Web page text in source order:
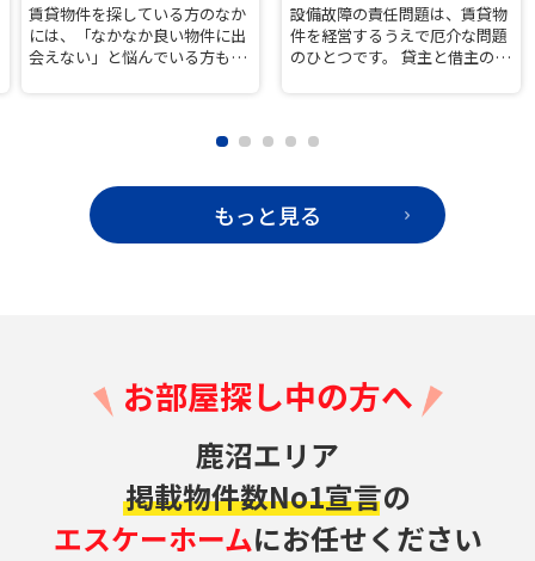
賃貸物件を探している方のなか
には、「なかなか良い物件に出
会えない」と悩んでいる方もい
設備故障の責任問題は、賃貸物
件を経営するうえで厄介な問題
のひとつです。 貸主と借主の間
もっと見る
お部屋探し中の方へ
鹿沼エリア
掲載物件数No1宣言の
エスケーホームにお任せください